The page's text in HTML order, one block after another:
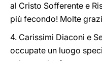
al Cristo Sofferente e
più fecondo! Molte
4. Carissimi Diaconi e
occupate un luogo